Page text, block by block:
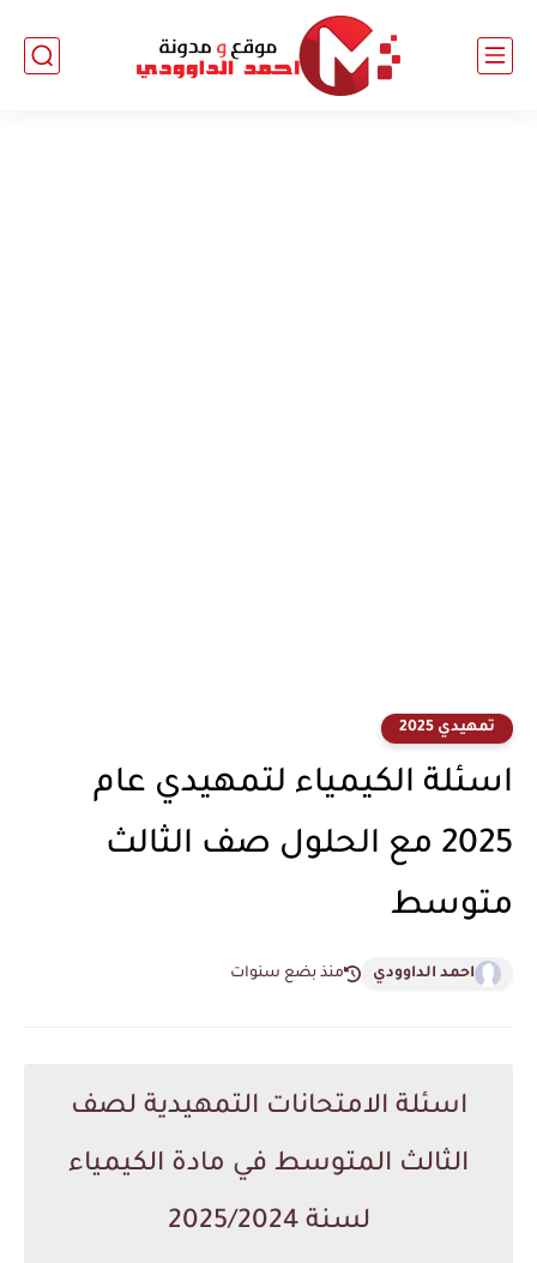
تمهيدي 2025
اسئلة الكيمياء لتمهيدي عام
2025 مع الحلول صف الثالث
متوسط
احمد الداوودي منذ بضع سنوات
اسئلة الامتحانات التمهيدية لصف
الثالث المتوسط في مادة الكيمياء
لسنة 2025/2024